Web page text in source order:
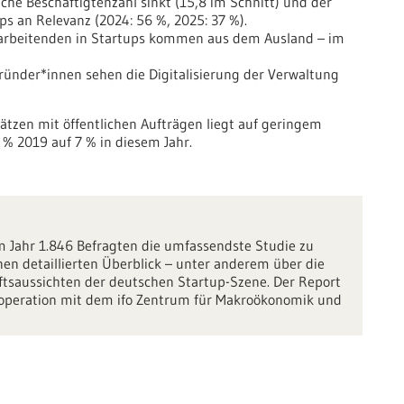
an Relevanz (2024: 56 %, 2025: 37 %).
in Startups kommen aus dem Ausland – im
sehen die Digitalisierung der Verwaltung
mit öffentlichen Aufträgen liegt auf geringem
2019 auf 7 % in diesem Jahr.
1.846 Befragten die umfassendste Studie zu
detaillierten Überblick – unter anderem über die
der deutschen Startup-Szene. Der Report
mit dem ifo Zentrum für Makroökonomik und